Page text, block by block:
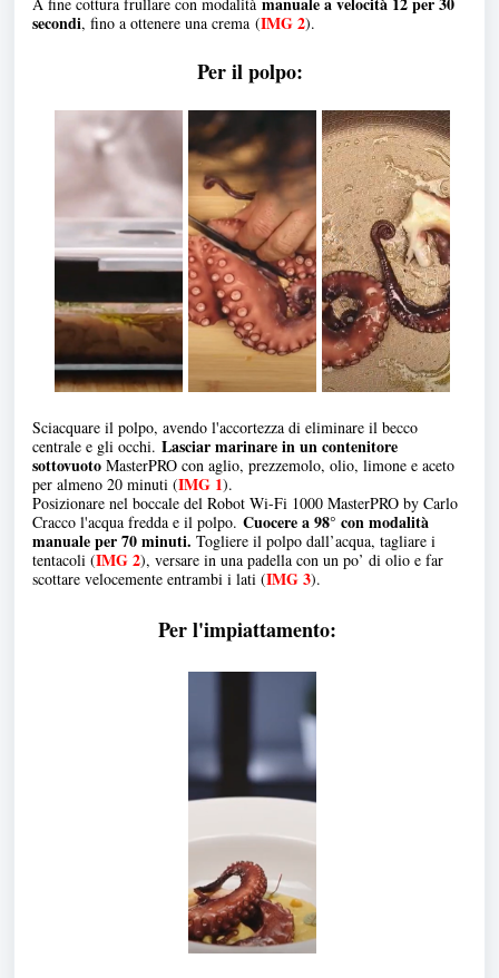
secondi, fino a ottenere una crema (IMG 2).
Per il polpo:
Sciacquare il polpo, avendo l'accortezza di eliminare il becco
centrale e gli occhi. Lasciar marinare in un contenitore
sottovuoto MasterPRO con aglio, prezzemolo, olio, limone e aceto
per almeno 20 minuti (IMG 1).
Posizionare nel boccale del Robot Wi-Fi 1000 MasterPRO by Carlo
Cracco l'acqua fredda e il polpo. Cuocere a 98° con modalità
manuale per 70 minuti. Togliere il polpo dall’acqua, tagliare i
tentacoli (IMG 2), versare in una padella con un po’ di olio e far
scottare velocemente entrambi i lati (IMG 3).
Per l'impiattamento: